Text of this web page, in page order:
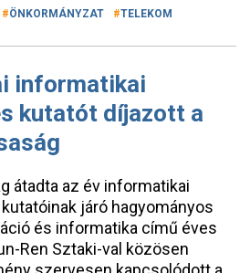
ÖNKORMÁNYZAT TELEKOM
informatikai
kutatót díjazott a
átadta az év informatikai
járó hagyományos
és informatika című éves
Ren Sztaki-val közösen